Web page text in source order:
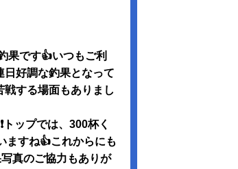
果です👍いつもご利
日好調な釣果となって
する場面もありまし
ップでは、300杯く
ますね👍これからにも
真のご協力もありが